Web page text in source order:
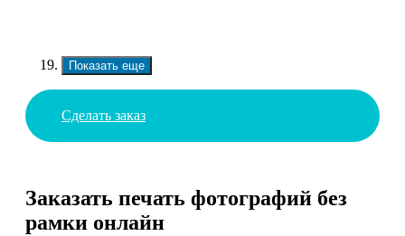
Показать еще
Сделать заказ
Заказать печать фотографий без
рамки онлайн